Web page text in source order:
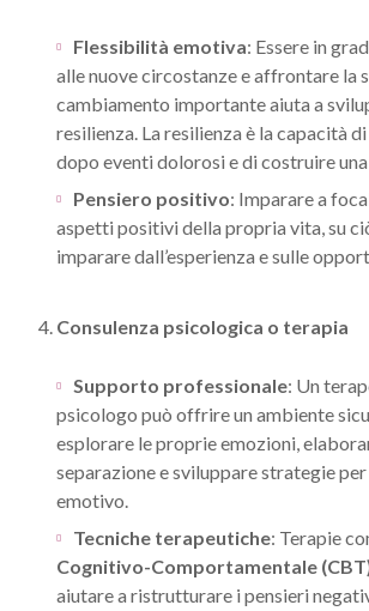
Flessibilità emotiva: Essere in
alle nuove circostanze e affrontare la
cambiamento importante aiuta a
resilienza. La resilienza è la capacità
dopo eventi dolorosi e di costruire
Pensiero positivo: Imparare a
aspetti positivi della propria vita, su
imparare dall’esperienza e sulle
4. Consulenza psicologica o terapia
Supporto professionale: Un
psicologo può offrire un ambiente
esplorare le proprie emozioni,
separazione e sviluppare strategie
emotivo.
Tecniche terapeutiche: Terapie
Cognitivo-Comportamentale
aiutare a ristrutturare i pensieri